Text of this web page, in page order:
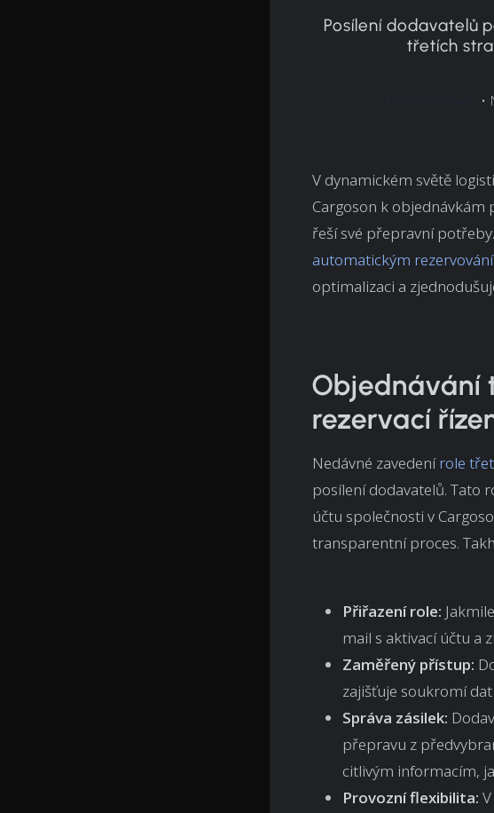
Posílení dodavatelů
třetích
•
V dynamickém světě
Cargoson k
řeší své přepravní
automatickým
optimalizaci a
Objednávání
rezervací
Nedávné zavedenírole
posílení dodavatelů. Tato
účtu společnosti v
transparentní proces.
Přiřazení role:
mail s aktivací účtu a
Zaměřený přístup:
zajišťuje soukromí
Správa zásilek:
přepravu z
citlivým informacím,
Provozní flexibilita: